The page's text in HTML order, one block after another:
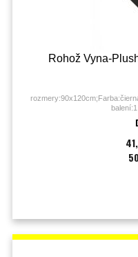
Rohož Vyna-